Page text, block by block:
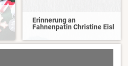
Erinnerung an
Fahnenpatin Christine Eisl